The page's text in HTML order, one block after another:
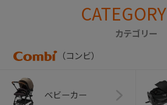
CATEGORY
カテゴリー
（コンビ）
ベビーカー